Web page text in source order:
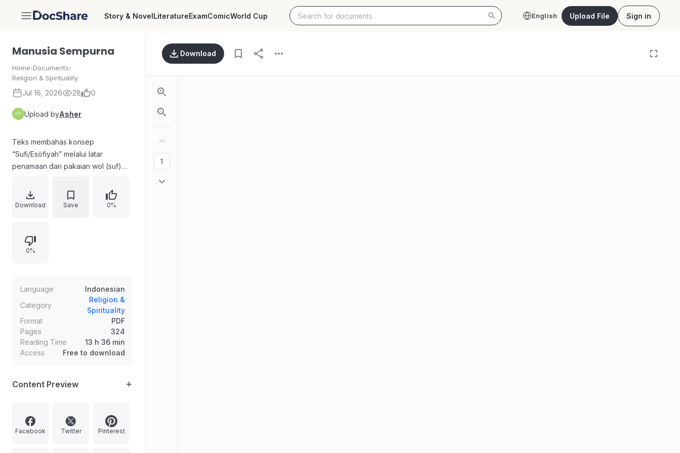
DocShare Story & NovelLiteratureExamComicWorld Cup English Upload File Sign in
Manusia Sempurna
Home›Documents›
Religion & Spirituality
Jul 16, 2026 28 0
Upload byAsher
Teks membahas konsep
“Sufi/Esöfiyah” melalui latar
penamaan dari pakaian wol (suf)
pengendalian diri. Uraian
menekankan kepatuhan
pemeliharaan akal untuk memahami
sunnah. Keimanan dalam jalan
menjadikan Rasulullah teladan
dalam seluruh aspek kehidupan.
Download Save 0%
0%
Language
Indonesian
Category
Religion &
Spirituality
Format
PDF
Pages
324
Reading Time
13 h 36 min
Access
Free to download
Content Preview
Facebook Twitter Pinterest
Download